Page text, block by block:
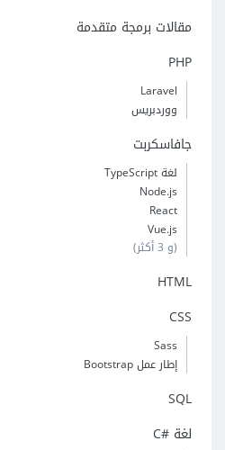
مقالات برمجة متقدمة
PHP
Laravel
ووردبريس
جافاسكربت
لغة TypeScript
Node.js
React
Vue.js
(و 3 أكثر)
HTML
CSS
Sass
إطار عمل Bootstrap
SQL
لغة C#‎